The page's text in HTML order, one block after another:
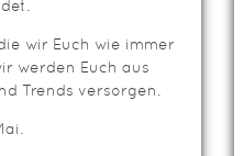
wir Euch wie immer
werden Euch aus
Trends versorgen.